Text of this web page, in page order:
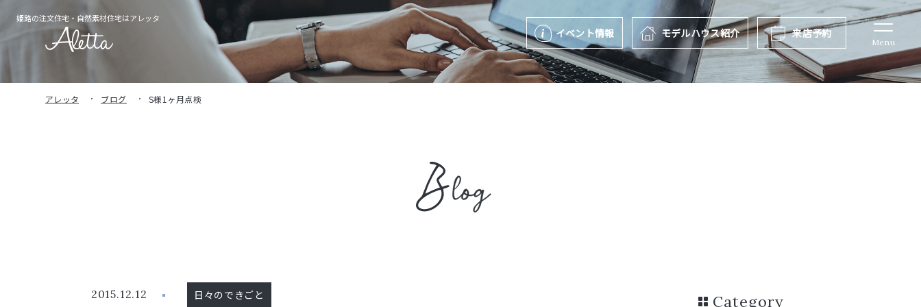
姫路の注文住宅・ 自然素材住宅はアレッタ
イベント情報 モデルハウス紹介 来店予約
Menu
アレッタ ブログ S様1ヶ月点検
2015.12.12 日々のできごと Category